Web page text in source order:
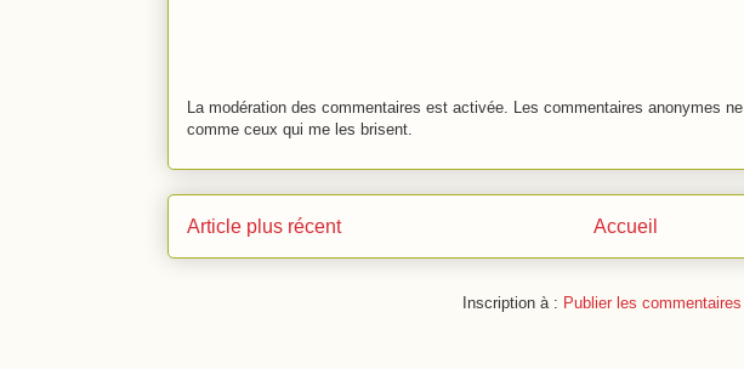
La modération des commentaires est activée. Les commentaires anonymes
comme ceux qui me les brisent.
Article plus récent Accueil
Inscription à : Publier les